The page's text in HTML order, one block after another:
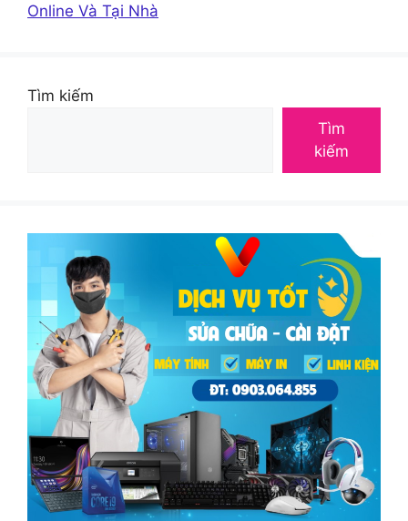
Online Và Tại Nhà
Tìm kiếm
Tìm
kiếm